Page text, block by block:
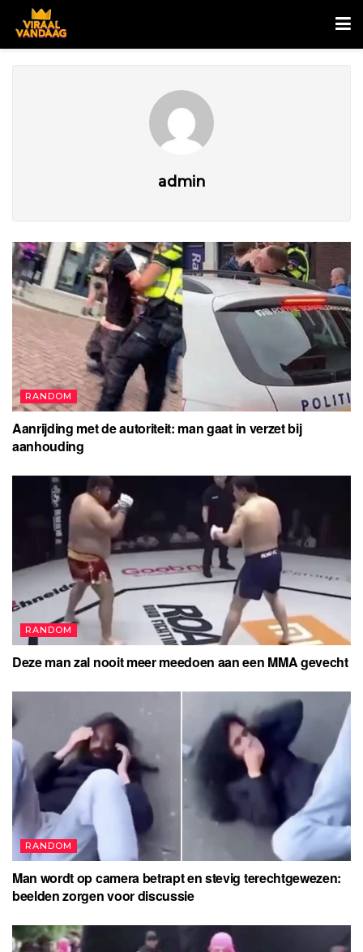
admin
RANDOM
Aanrijding met de autoriteit: man gaat in verzet bij
aanhouding
RANDOM
Deze man zal nooit meer meedoen aan een MMA gevecht
RANDOM
Man wordt op camera betrapt en stevig terechtgewezen:
beelden zorgen voor discussie